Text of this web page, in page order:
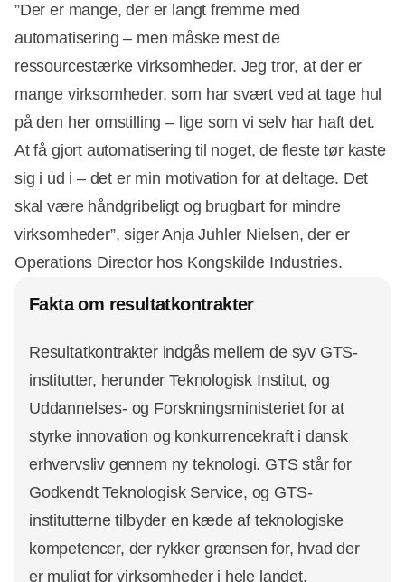
”Der er mange, der er langt fremme med
automatisering – men måske mest de
ressourcestærke virksomheder. Jeg tror, at der er
mange virksomheder, som har svært ved at tage hul
på den her omstilling – lige som vi selv har haft det.
At få gjort automatisering til noget, de fleste tør kaste
sig i ud i – det er min motivation for at deltage. Det
skal være håndgribeligt og brugbart for mindre
virksomheder”, siger Anja Juhler Nielsen, der er
Operations Director hos Kongskilde Industries.
Fakta om resultatkontrakter
Resultatkontrakter indgås mellem de syv GTS-
institutter, herunder Teknologisk Institut, og
Uddannelses- og Forskningsministeriet for at
styrke innovation og konkurrencekraft i dansk
erhvervsliv gennem ny teknologi. GTS står for
Godkendt Teknologisk Service, og GTS-
institutterne tilbyder en kæde af teknologiske
kompetencer, der rykker grænsen for, hvad der
er muligt for virksomheder i hele landet.